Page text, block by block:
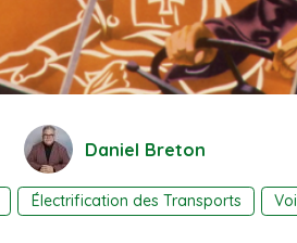
Daniel Breton
Électrification des Transports